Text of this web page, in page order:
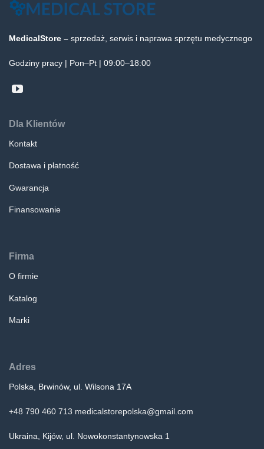
MedicalStore – sprzedaż, serwis i naprawa sprzętu medycznego
Godziny pracy | Pon–Pt | 09:00–18:00
Dla Klientów
Kontakt
Dostawa i płatność
Gwarancja
Finansowanie
Firma
O firmie
Katalog
Marki
Adres
Polska, Brwinów, ul. Wilsona 17A
+48 790 460 713 medicalstorepolska@gmail.com
Ukraina, Kijów, ul. Nowokonstantynowska 1